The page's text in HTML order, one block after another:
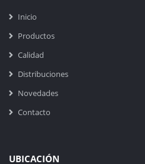
Inicio
Productos
Calidad
Distribuciones
Novedades
Contacto
UBICACIÓN